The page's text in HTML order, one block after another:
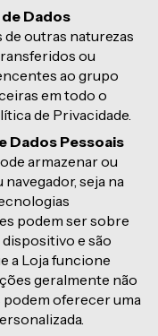
Dados
outras naturezas
ou
ao grupo
em todo o
de Privacidade.
Dados Pessoais
armazenar ou
seja na
podem ser sobre
e são
a Loja funcione
geralmente não
oferecer uma